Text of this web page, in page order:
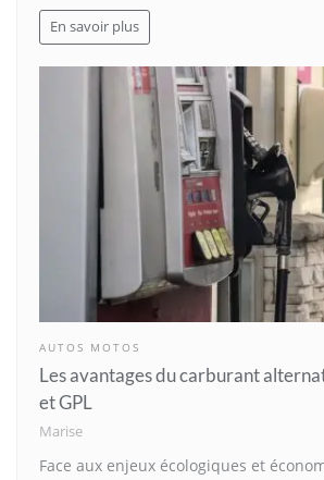
En savoir plus
AUTOS MOTOS
Les avantages du carburant
et GPL
Marise
Face aux enjeux écologiques et